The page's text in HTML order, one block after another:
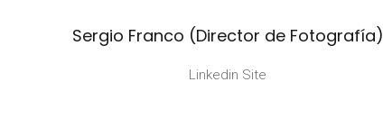
Sergio Franco (Director de Fotografía)
Linkedin Site